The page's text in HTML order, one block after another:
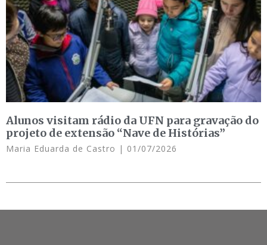
Alunos visitam rádio da UFN para gravação do
projeto de extensão “Nave de Histórias”
Maria Eduarda de Castro 01/07/2026